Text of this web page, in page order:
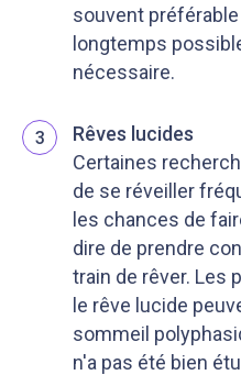
souvent
longtemps
nécessaire.
3
Rêves lucides
Certaines
de se réveiller
les chances de
dire de prendre
train de rêver. Les
le rêve lucide
sommeil
n'a pas été bien